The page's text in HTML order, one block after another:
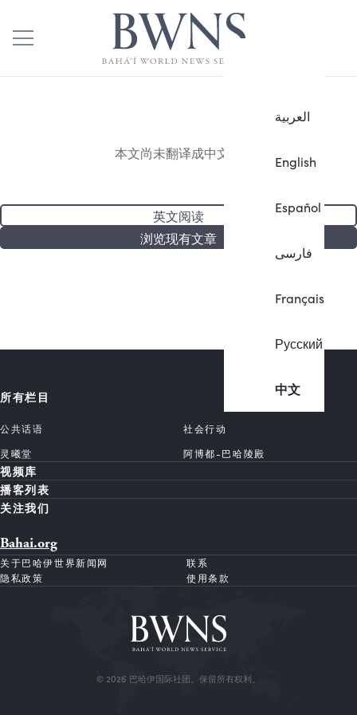
العربية
English
Español
فارسی
Français
Русский
中文
本文尚未翻译成中文。
英文阅读
浏览现有文章
所有栏目
公共话语
社会行动
灵曦堂
阿博都-巴哈陵殿
视频库
播客列表
关注我们
Bahai.org
关于巴哈伊世界新闻网
联系
隐私政策
使用条款
© 2026 巴哈伊国际社团。保留所有权利。